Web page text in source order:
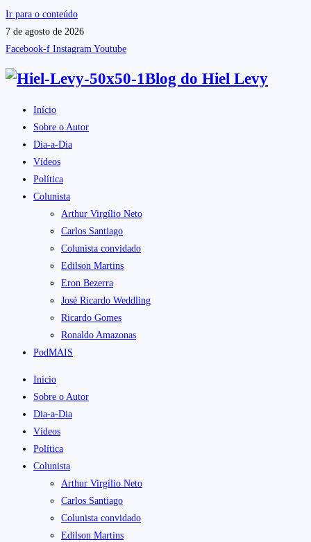
Ir para o conteúdo
7 de agosto de 2026
Facebook-f Instagram Youtube
Blog do Hiel Levy
Início
Sobre o Autor
Dia-a-Dia
Vídeos
Política
Colunista
Arthur Virgílio Neto
Carlos Santiago
Colunista convidado
Edilson Martins
Eron Bezerra
José Ricardo Weddling
Ricardo Gomes
Ronaldo Amazonas
PodMAIS
Início
Sobre o Autor
Dia-a-Dia
Vídeos
Política
Colunista
Arthur Virgílio Neto
Carlos Santiago
Colunista convidado
Edilson Martins